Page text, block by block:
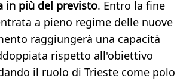
in più del previsto. Entro la fine
a pieno regime delle nuove
raggiungerà una capacità
rispetto all'obiettivo
il ruolo di Trieste come polo